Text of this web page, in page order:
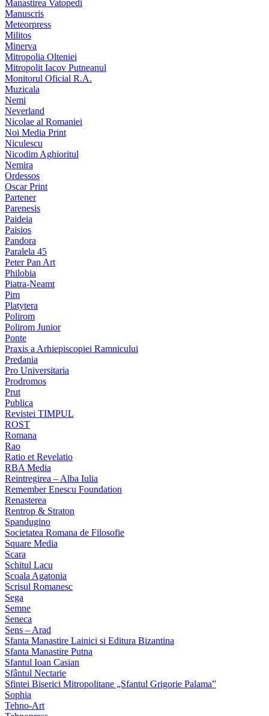
Manastirea Vatopedi
Manuscris
Meteorpress
Militos
Minerva
Mitropolia Olteniei
Mitropolit Iacov Putneanul
Monitorul Oficial R.A.
Muzicala
Nemi
Neverland
Nicolae al Romaniei
Noi Media Print
Niculescu
Nicodim Aghioritul
Nemira
Ordessos
Oscar Print
Partener
Parenesis
Paideia
Paisios
Pandora
Paralela 45
Peter Pan Art
Philobia
Piatra-Neamt
Pim
Platytera
Polirom
Polirom Junior
Ponte
Praxis a Arhiepiscopiei Ramnicului
Predania
Pro Universitaria
Prodromos
Prut
Publica
Revistei TIMPUL
ROST
Romana
Rao
Ratio et Revelatio
RBA Media
Reintregirea – Alba Iulia
Remember Enescu Foundation
Renasterea
Rentrop & Straton
Spandugino
Societatea Romana de Filosofie
Square Media
Scara
Schitul Lacu
Scoala Agatonia
Scrisul Romanesc
Sega
Semne
Seneca
Sens – Arad
Sfanta Manastire Lainici si Editura Bizantina
Sfanta Manastire Putna
Sfantul Ioan Casian
Sfântul Nectarie
Sfintei Biserici Mitropolitane „Sfantul Grigorie Palama”
Sophia
Tehno-Art